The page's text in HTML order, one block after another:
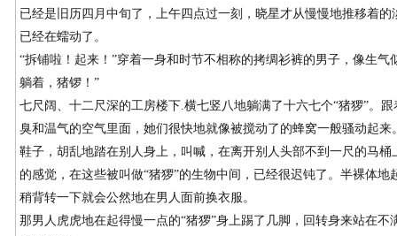
已经是旧历四月中旬了，上午四点过一刻，晓星才从慢慢地推移着
已经在蠕动了。
“拆铺啦！起来！”穿着一身和时节不相称的拷绸衫裤的男子，像生
躺着，猪锣！”
七尺阔、十二尺深的工房楼下.横七竖八地躺满了十六七个“猪猡”。
臭和温气的空气里面，她们很快地就像被搅动了的蜂窝一般骚动起
鞋子，胡乱地踏在别人身上，叫喊，在离开别人头部不到一尺的马
的感觉，在这些被叫做“猪猡”的生物中间，已经很迟钝了。半裸体
稍背转一下就会公然地在男人面前换衣服。
那男人虎虎地在起得慢一点的“猪猡”身上踢了几脚，回转身来站在